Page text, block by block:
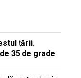
țării.
35 de grade